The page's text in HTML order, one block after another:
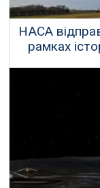
НАСА
рамках
Вперше за